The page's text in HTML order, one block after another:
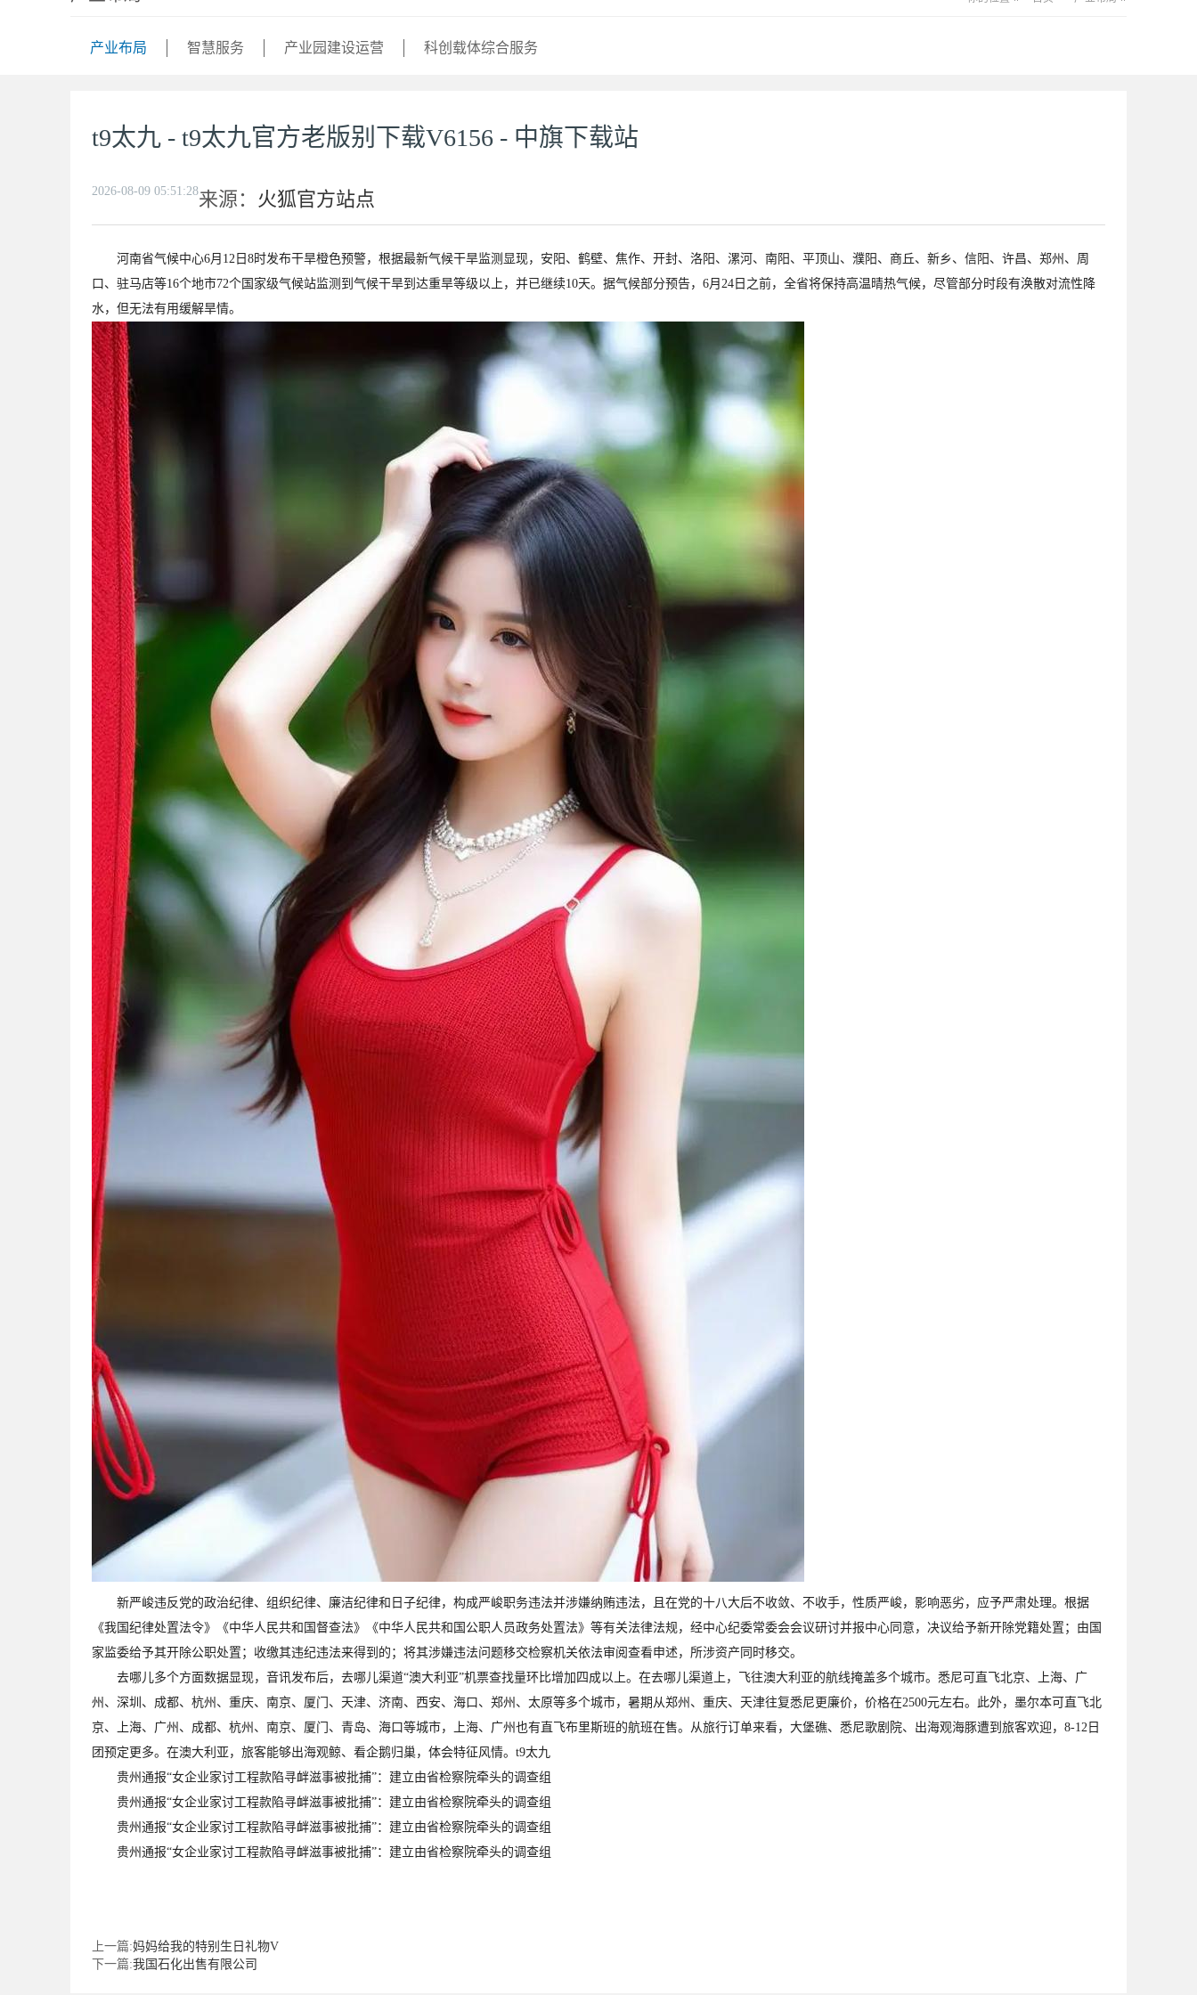
产业布局 智慧服务 产业园建设运营 科创载体综合服务
t9太九 - t9太九官方老版别下载V6156 - 中旗下载站
2026-08-09 05:51:28来源： 火狐官方站点
河南省气候中心6月12日8时发布干旱橙色预警，根据最新气候干旱监测显现，安阳、鹤壁、焦作、开封、洛阳、漯河、南阳、平顶山、濮阳、商丘、新乡、信阳、许昌、郑州、周
口、驻马店等16个地市72个国家级气候站监测到气候干旱到达重旱等级以上，并已继续10天。据气候部分预告，6月24日之前，全省将保持高温晴热气候，尽管部分时段有涣散对流性降
水，但无法有用缓解旱情。
新严峻违反党的政治纪律、组织纪律、廉洁纪律和日子纪律，构成严峻职务违法并涉嫌纳贿违法，且在党的十八大后不收敛、不收手，性质严峻，影响恶劣，应予严肃处理。根据
《我国纪律处置法令》《中华人民共和国督查法》《中华人民共和国公职人员政务处置法》等有关法律法规，经中心纪委常委会会议研讨并报中心同意，决议给予新开除党籍处置；由国
家监委给予其开除公职处置；收缴其违纪违法来得到的；将其涉嫌违法问题移交检察机关依法审阅查看申述，所涉资产同时移交。
去哪儿多个方面数据显现，音讯发布后，去哪儿渠道“澳大利亚”机票查找量环比增加四成以上。在去哪儿渠道上，飞往澳大利亚的航线掩盖多个城市。悉尼可直飞北京、上海、广
州、深圳、成都、杭州、重庆、南京、厦门、天津、济南、西安、海口、郑州、太原等多个城市，暑期从郑州、重庆、天津往复悉尼更廉价，价格在2500元左右。此外，墨尔本可直飞北
京、上海、广州、成都、杭州、南京、厦门、青岛、海口等城市，上海、广州也有直飞布里斯班的航班在售。从旅行订单来看，大堡礁、悉尼歌剧院、出海观海豚遭到旅客欢迎，8-12日
团预定更多。在澳大利亚，旅客能够出海观鲸、看企鹅归巢，体会特征风情。t9太九
贵州通报“女企业家讨工程款陷寻衅滋事被批捕”：建立由省检察院牵头的调查组
贵州通报“女企业家讨工程款陷寻衅滋事被批捕”：建立由省检察院牵头的调查组
贵州通报“女企业家讨工程款陷寻衅滋事被批捕”：建立由省检察院牵头的调查组
贵州通报“女企业家讨工程款陷寻衅滋事被批捕”：建立由省检察院牵头的调查组
上一篇:妈妈给我的特别生日礼物V
下一篇:我国石化出售有限公司